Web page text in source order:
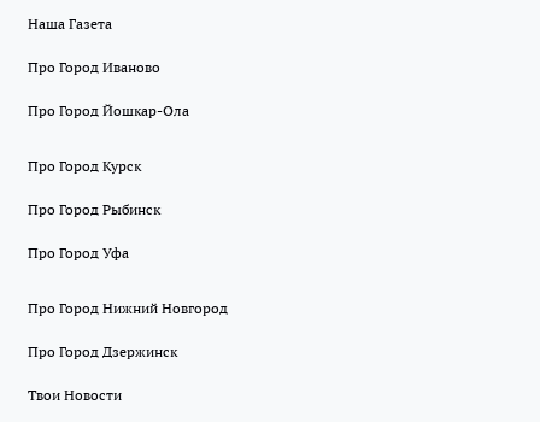
Наша Газета
Про Город Иваново
Про Город Йошкар-Ола
Про Город Курск
Про Город Рыбинск
Про Город Уфа
Про Город Нижний Новгород
Про Город Дзержинск
Твои Новости